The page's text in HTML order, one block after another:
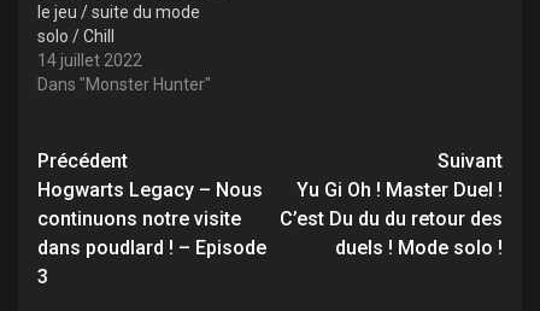
le jeu / suite du mode
solo / Chill
14 juillet 2022
Dans "Monster Hunter"
Navigation
d’article
Précédent
Hogwarts Legacy – Nous
continuons notre visite
dans poudlard ! – Episode
3
Suivant
Yu Gi Oh ! Master Duel !
C’est Du du du retour des
duels ! Mode solo !